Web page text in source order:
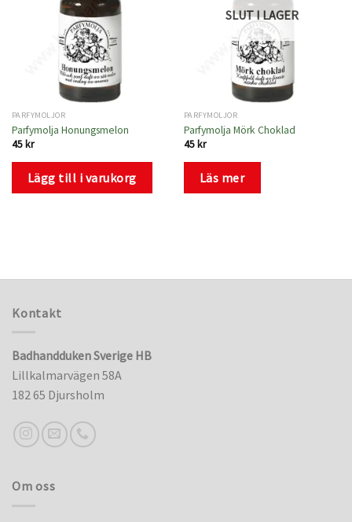
PARFYMOLJOR
Parfymolja Honungsmelon
45 kr
Lägg till i varukorg
SLUT I LAGER
PARFYMOLJOR
Parfymolja Mörk Choklad
45 kr
Läs mer
Kontakt
Badhandduken Sverige HB
Lillkalmarvägen 58A
182 65 Djursholm
Om oss